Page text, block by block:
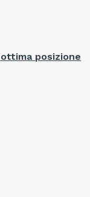
posizione